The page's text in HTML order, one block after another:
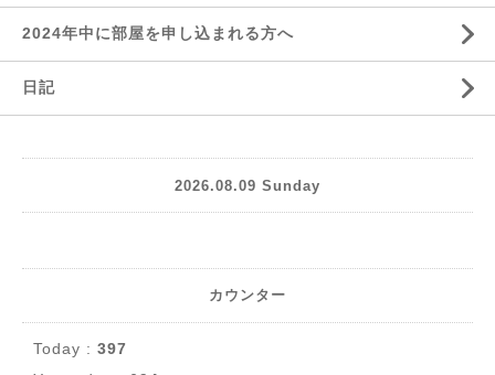
2024年中に部屋を申し込まれる方へ
日記
2026.08.09 Sunday
カウンター
Today : 397